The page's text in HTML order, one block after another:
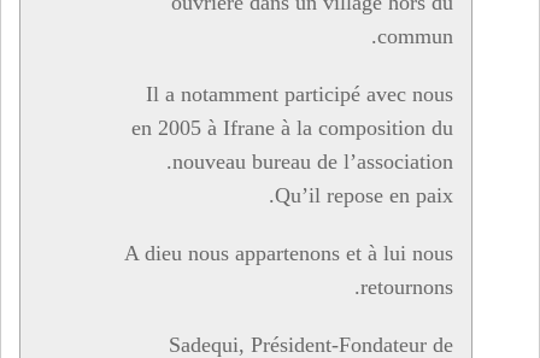
commun.
Il a notamment participé avec nous
en 2005 à Ifrane à la composition du
nouveau bureau de l’association.
Qu’il repose en paix.
A dieu nous appartenons et à lui nous
retournons.
Sadequi, Président-Fondateur de